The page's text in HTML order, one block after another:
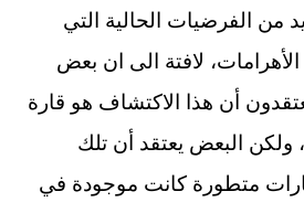
من الفرضيات الحالية التي
لافتة الى ان بعض
أن هذا الاكتشاف هو قارة
ولكن البعض يعتقد أن تلك
متطورة كانت موجودة في